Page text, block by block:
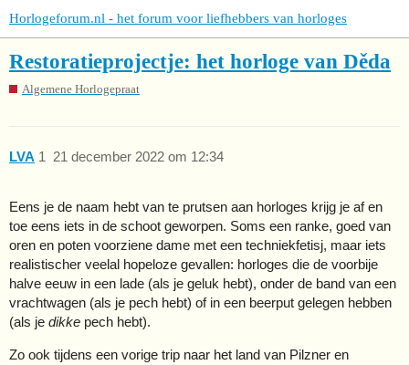
Horlogeforum.nl - het forum voor liefhebbers van horloges
Restoratieprojectje: het horloge van Děda
Algemene Horlogepraat
LVA 21 december 2022 om 12:34
1
Eens je de naam hebt van te prutsen aan horloges krijg je af en
toe eens iets in de schoot geworpen. Soms een ranke, goed van
oren en poten voorziene dame met een techniekfetisj, maar iets
realistischer veelal hopeloze gevallen: horloges die de voorbije
halve eeuw in een lade (als je geluk hebt), onder de band van een
vrachtwagen (als je pech hebt) of in een beerput gelegen hebben
(als je dikke pech hebt).
Zo ook tijdens een vorige trip naar het land van Pilzner en